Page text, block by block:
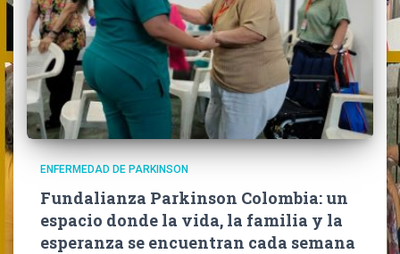
ENFERMEDAD DE PARKINSON
Fundalianza Parkinson Colombia: un
espacio donde la vida, la familia y la
esperanza se encuentran cada semana